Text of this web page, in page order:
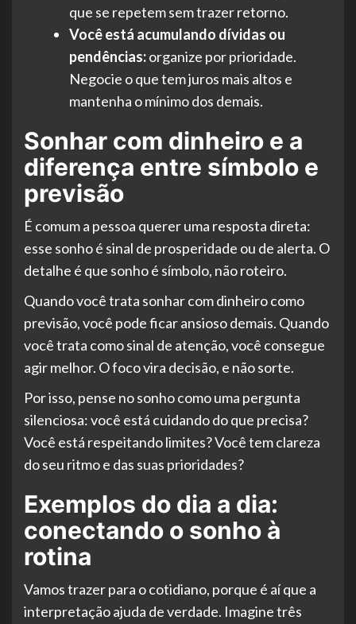
que se repetem sem trazer retorno.
Você está acumulando dívidas ou
pendências:organize por prioridade.
Negocie o que tem juros mais altos e
mantenha o mínimo dos demais.
Sonhar com dinheiro e a
diferença entre símbolo e
previsão
É comum a pessoa querer uma resposta direta:
esse sonho é sinal de prosperidade ou de alerta. O
detalhe é que sonho é símbolo, não roteiro.
Quando você trata sonhar com dinheiro como
previsão, você pode ficar ansioso demais. Quando
você trata como sinal de atenção, você consegue
agir melhor. O foco vira decisão, e não sorte.
Por isso, pense no sonho como uma pergunta
silenciosa: você está cuidando do que precisa?
Você está respeitando limites? Você tem clareza
do seu ritmo e das suas prioridades?
Exemplos do dia a dia:
conectando o sonho à
rotina
Vamos trazer para o cotidiano, porque é aí que a
interpretação ajuda de verdade. Imagine três